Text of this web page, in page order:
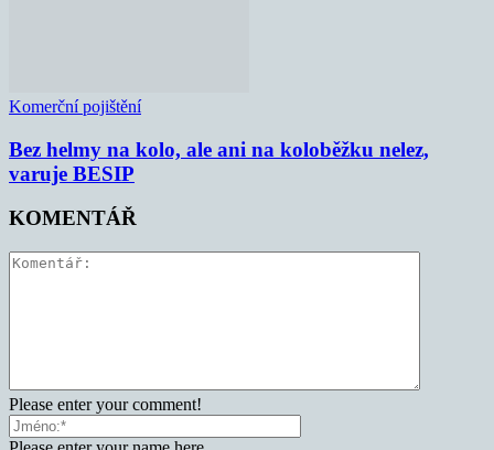
Komerční pojištění
Bez helmy na kolo, ale ani na koloběžku nelez,
varuje BESIP
KOMENTÁŘ
Please enter your comment!